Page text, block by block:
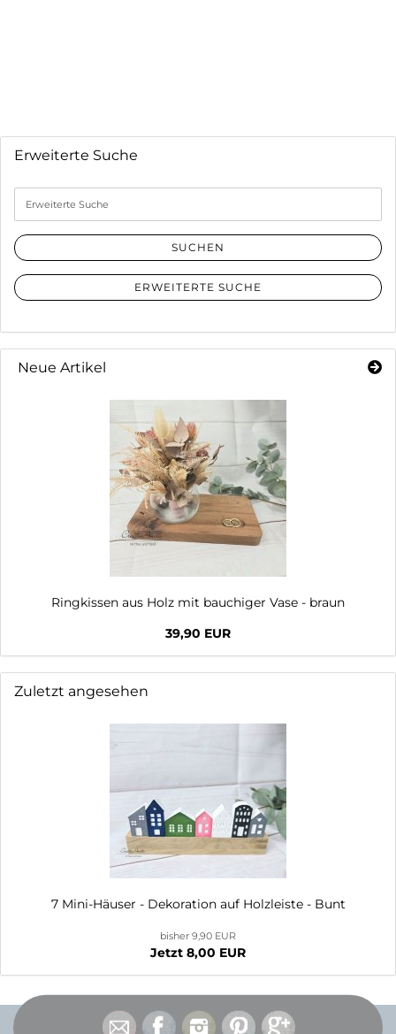
Erweiterte Suche
Suche
SUCHEN
ERWEITERTE SUCHE
Neue Artikel
Ringkissen aus Holz mit bauchiger Vase - braun
39,90 EUR
Zuletzt angesehen
7 Mini-Häuser - Dekoration auf Holzleiste - Bunt
bisher 9,90 EUR
Jetzt 8,00 EUR